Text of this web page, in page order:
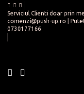
Serviciul Clienti doar prin
comenzi@push-up.ro |
0730177166